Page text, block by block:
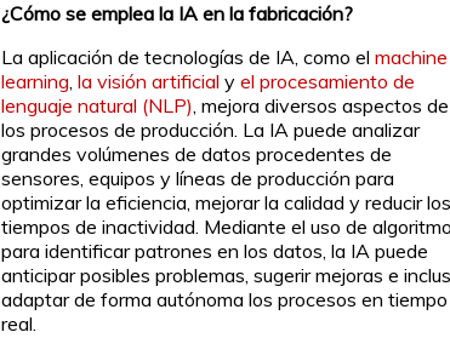
¿Cómo se emplea la IA en la fabricación?
La aplicación de tecnologías de IA, como el machine
learning, la visión artificial y el procesamiento de
lenguaje natural (NLP), mejora diversos aspectos de
los procesos de producción. La IA puede analizar
grandes volúmenes de datos procedentes de
sensores, equipos y líneas de producción para
optimizar la eficiencia, mejorar la calidad y reducir los
tiempos de inactividad. Mediante el uso de
para identificar patrones en los datos, la IA puede
anticipar posibles problemas, sugerir mejoras e
adaptar de forma autónoma los procesos en tiempo
real.